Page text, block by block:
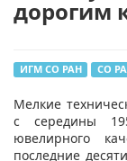
дорогим
ИГМ СО РАН СО
Мелкие
с середины
ювелирного
последние